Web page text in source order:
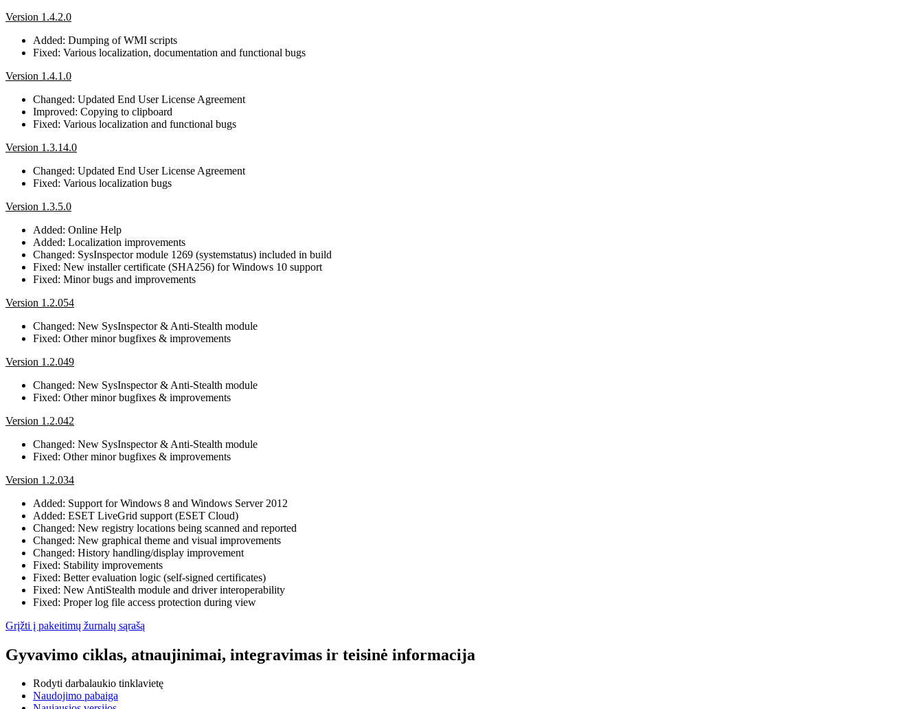
Version 1.4.2.0
Added: Dumping of WMI scripts
Fixed: Various localization, documentation and functional bugs
Version 1.4.1.0
Changed: Updated End User License Agreement
Improved: Copying to clipboard
Fixed: Various localization and functional bugs
Version 1.3.14.0
Changed: Updated End User License Agreement
Fixed: Various localization bugs
Version 1.3.5.0
Added: Online Help
Added: Localization improvements
Changed: SysInspector module 1269 (systemstatus) included in build
Fixed: New installer certificate (SHA256) for Windows 10 support
Fixed: Minor bugs and improvements
Version 1.2.054
Changed: New SysInspector & Anti-Stealth module
Fixed: Other minor bugfixes & improvements
Version 1.2.049
Changed: New SysInspector & Anti-Stealth module
Fixed: Other minor bugfixes & improvements
Version 1.2.042
Changed: New SysInspector & Anti-Stealth module
Fixed: Other minor bugfixes & improvements
Version 1.2.034
Added: Support for Windows 8 and Windows Server 2012
Added: ESET LiveGrid support (ESET Cloud)
Changed: New registry locations being scanned and reported
Changed: New graphical theme and visual improvements
Changed: History handling/display improvement
Fixed: Stability improvements
Fixed: Better evaluation logic (self-signed certificates)
Fixed: New AntiStealth module and driver interoperability
Fixed: Proper log file access protection during view
Grįžti į pakeitimų žurnalų sąrašą
Gyvavimo ciklas, atnaujinimai, integravimas ir teisinė informacija
Rodyti darbalaukio tinklavietę
Naudojimo pabaiga